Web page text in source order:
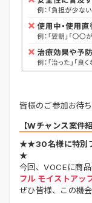
皆様のご参加お待
【Wチャンス案件紹
★★30名様に特別
★
今回、VOCEに商
フル モイストアッ
ぜひ皆様、この機